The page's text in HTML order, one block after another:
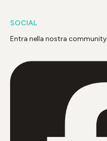
SOCIAL
Entra nella nostra community